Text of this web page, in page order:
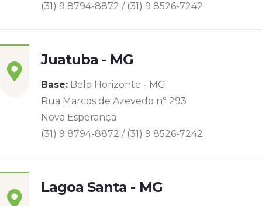
(31) 9 8794-8872 / (31) 9 8526-7242
Juatuba - MG
Base: Belo Horizonte - MG
Rua Marcos de Azevedo n° 293
Nova Esperança
(31) 9 8794-8872 / (31) 9 8526-7242
Lagoa Santa - MG